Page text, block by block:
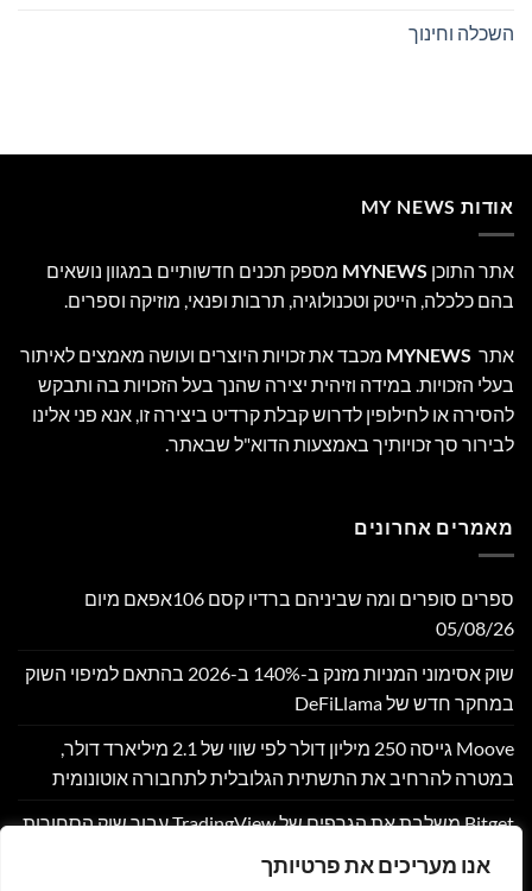
אנו מעריכים את פרטיותך
השכלה וחינוך
אודות MY NEWS
אתר התוכן MYNEWS מספק תכנים חדשותיים במגוון נושאים
בהם כלכלה, הייטק וטכנולוגיה, תרבות ופנאי, מוזיקה וספרים.
אתר MYNEWS מכבד את זכויות היוצרים ועושה מאמצים לאיתור
בעלי הזכויות. במידה וזיהית יצירה שהנך בעל הזכויות בה ותבקש
להסירה או לחילופין לדרוש קבלת קרדיט ביצירה זו, אנא פני אלינו
לבירור סך זכויותיך באמצעות הדוא"ל שבאתר.
מאמרים אחרונים
ספרים סופרים ומה שביניהם ברדיו קסם 106אפאם מיום
05/08/26
שוק אסימוני המניות מזנק ב-140% ב-2026 בהתאם למיפוי השוק
במחקר חדש של DeFiLlama
Moove גייסה 250 מיליון דולר לפי שווי של 2.1 מיליארד דולר,
במטרה להרחיב את התשתית הגלובלית לתחבורה אוטונומית
Bitget משלבת את הגרפים של TradingView עבור שוק הסחורות